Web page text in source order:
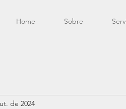
Home Sobre
de 2024